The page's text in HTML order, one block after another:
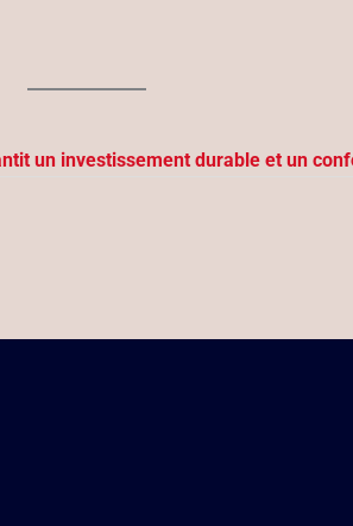
un investissement durable et un